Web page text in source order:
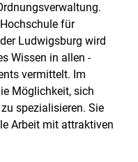
für
Ludwigsburg wird
Wissen in allen
vermittelt. Im
Möglichkeit, sich
spezialisieren. Sie
Arbeit mit attraktiven